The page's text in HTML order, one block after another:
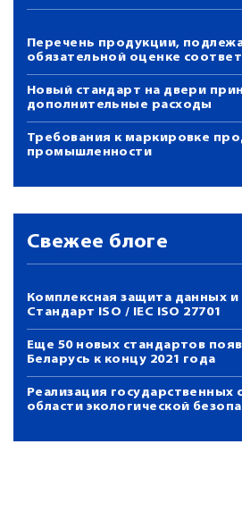
Перечень продукции,
обязательной оценке
Новый стандарт на двери
дополнительные расходы
Требования к маркировке
промышленности
Свежее блоге
Комплексная защита данных
Стандарт ISO / IEC ISO 27701
Еще 50 новых стандартов
Беларусь к концу 2021 года
Реализация государственных
области экологической